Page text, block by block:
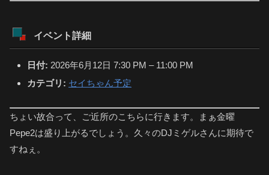
イベント詳細
日付: 2026年6月12日 7:30 PM – 11:00 PM
カテゴリ: セイちゃん予定
ちょい故合って、ご近所のこちらに行きます。まぁ金曜
Pepe2は盛り上がるでしょう。久々のDJミゲルさんに期待で
すねぇ。